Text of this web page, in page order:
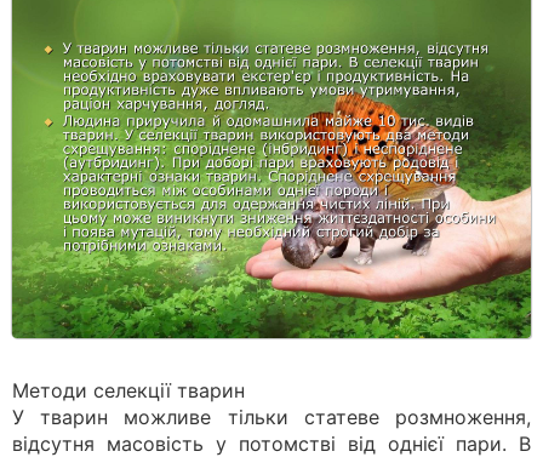
Методи селекції тварин
У тварин можливе тільки статеве розмноження,
відсутня масовість у потомстві від однієї пари. В